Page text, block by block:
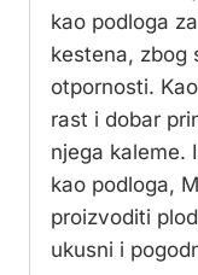
kao podloga
kestena, zbog
otpornosti.
rast i dobar
njega kaleme.
kao podloga,
proizvoditi
ukusni i